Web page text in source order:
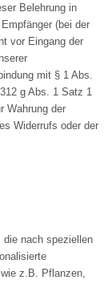
Belehrung in
(bei der
vor Eingang der
mit § 1 Abs.
g Abs. 1 Satz 1
Wahrung der
Widerrufs oder der
die nach speziellen
z.B. Pflanzen,